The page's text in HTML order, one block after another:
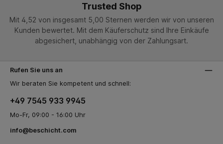
Trusted Shop
Mit 4,52 von insgesamt 5,00 Sternen werden wir von unseren
Kunden bewertet. Mit dem Käuferschutz sind Ihre Einkäufe
abgesichert, unabhängig von der Zahlungsart.
Rufen Sie uns an
Wir beraten Sie kompetent und schnell:
+49 7545 933 9945
Mo-Fr, 09:00 - 16:00 Uhr
info@beschicht.com